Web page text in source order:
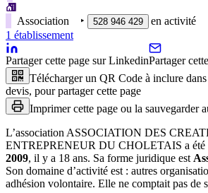
Association ‣ 528 946 429
en activité
1 établissement
Partager cette page sur LinkedinPartager
Télécharger un QR Code à inclure
devis, pour partager cette page
Imprimer cette page ou la sauvegarder
L’association ASSOCIATION DES
ENTREPRENEUR DU CHOLETAIS a été
2009, il y a 18 ans. Sa forme juridique est
Son domaine d’activité est : autres
adhésion volontaire. Elle ne comptait pas de